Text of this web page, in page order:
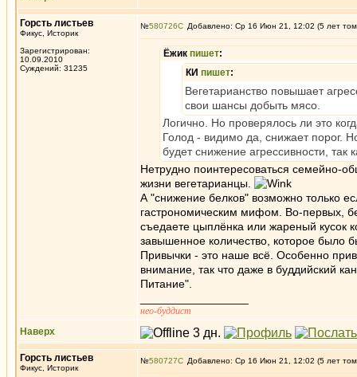
Горсть листьев
Фикус, Историк
Зарегистрирован:
10.09.2010
Суждений: 31235
№580726 Добавлено: Ср 16 Июн 21, 12:02 (5 лет
Ёжик пишет:
КИ пишет:
Вегетарианство повышает
свои шансы добыть мясо.
Логично. Но проверялось ли это
Голод - видимо да, снижает порог.
будет снижение агрессивности, так
Нетрудно поинтересоваться семейно-
жизни вегетарианцы.
А "снижение белков" возможно только
гастрономическим мифом. Во-первых,
съедаете цыплёнка или жареный кусок
завышенное количество, которое было
Привычки - это наше всё. Особенно
внимание, так что даже в буддийский
Питание".
нео-буддист
Наверх
Горсть листьев
Фикус, Историк
№580727 Добавлено: Ср 16 Июн 21, 12:02 (5 лет